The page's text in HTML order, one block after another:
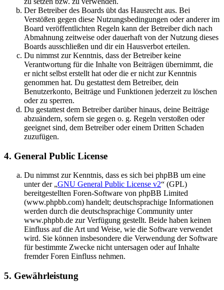
Der Betreiber des Boards übt das Hausrecht aus. Bei
Verstößen gegen diese Nutzungsbedingungen oder anderer im
Board veröffentlichten Regeln kann der Betreiber dich nach
Abmahnung zeitweise oder dauerhaft von der Nutzung dieses
Boards ausschließen und dir ein Hausverbot erteilen.
Du nimmst zur Kenntnis, dass der Betreiber keine
Verantwortung für die Inhalte von Beiträgen übernimmt, die
er nicht selbst erstellt hat oder die er nicht zur Kenntnis
genommen hat. Du gestattest dem Betreiber, dein
Benutzerkonto, Beiträge und Funktionen jederzeit zu löschen
oder zu sperren.
Du gestattest dem Betreiber darüber hinaus, deine Beiträge
abzuändern, sofern sie gegen o. g. Regeln verstoßen oder
geeignet sind, dem Betreiber oder einem Dritten Schaden
zuzufügen.
4. General Public License
Du nimmst zur Kenntnis, dass es sich bei phpBB um eine
unter der „GNU General Public License v2“ (GPL)
bereitgestellten Foren-Software von phpBB Limited
(www.phpbb.com) handelt; deutschsprachige Informationen
werden durch die deutschsprachige Community unter
www.phpbb.de zur Verfügung gestellt. Beide haben keinen
Einfluss auf die Art und Weise, wie die Software verwendet
wird. Sie können insbesondere die Verwendung der Software
für bestimmte Zwecke nicht untersagen oder auf Inhalte
fremder Foren Einfluss nehmen.
5. Gewährleistung